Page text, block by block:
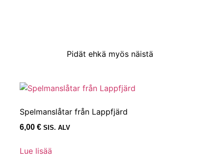
Pidät ehkä myös näistä
Spelmanslåtar från Lappfjärd
6,00 € SIS. ALV
Lue lisää